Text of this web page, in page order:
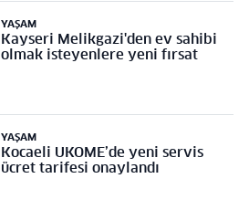
YAŞAM
Kayseri Melikgazi'den ev sahibi
olmak isteyenlere yeni fırsat
YAŞAM
Kocaeli UKOME’de yeni servis
ücret tarifesi onaylandı